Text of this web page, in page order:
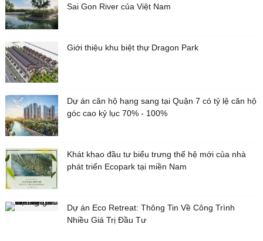
Sai Gon River của Việt Nam
Giới thiệu khu biệt thự Dragon Park
Dự án căn hộ hạng sang tại Quận 7 có tỷ lệ căn hộ
góc cao kỷ lục 70% - 100%
Khát khao đầu tư biểu trưng thế hệ mới của nhà
phát triển Ecopark tại miền Nam
Dự án Eco Retreat: Thông Tin Về Công Trình
Nhiều Giá Trị Đầu Tư